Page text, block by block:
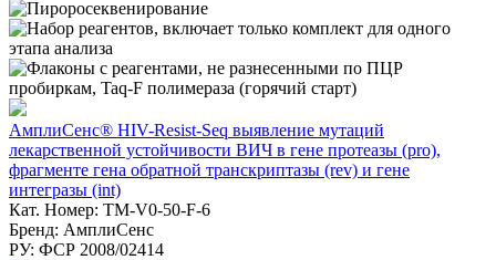
АмплиСенс® HIV-Resist-Seq выявление мутаций
лекарственной устойчивости ВИЧ в гене протеазы (pro),
фрагменте гена обратной транскриптазы (rev) и гене
интегразы (int)
Кат. Номер: TM-V0-50-F-6
Бренд: АмплиСенс
РУ: ФСР 2008/02414